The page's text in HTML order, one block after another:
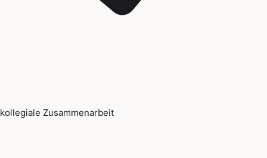
kollegiale Zusammenarbeit